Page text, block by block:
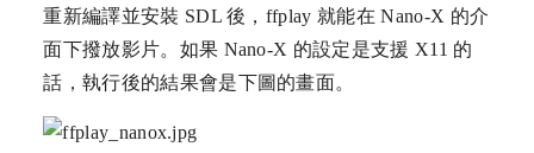
重新編譯並安裝 SDL 後，ffplay 就能在 Nano-X 的介
面下撥放影片。如果 Nano-X 的設定是支援 X11 的
話，執行後的結果會是下圖的畫面。